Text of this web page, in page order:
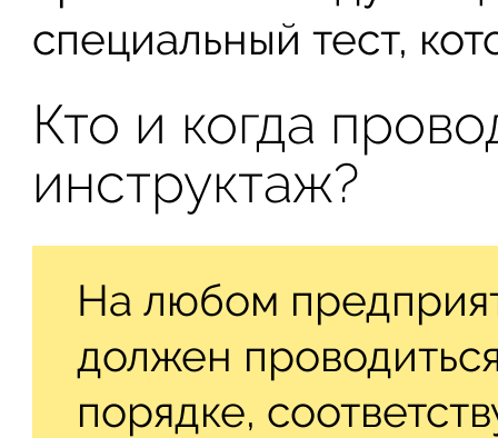
специальный тест,
Кто и когда
инструктаж?
На любом
должен
порядке,